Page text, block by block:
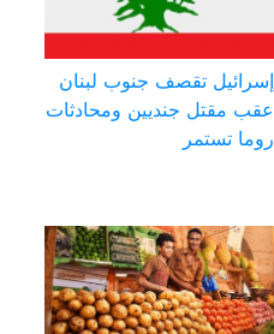
إسرائيل تقصف جنوب لبنان
عقب مقتل جنديين ومحادثات
روما تستمر